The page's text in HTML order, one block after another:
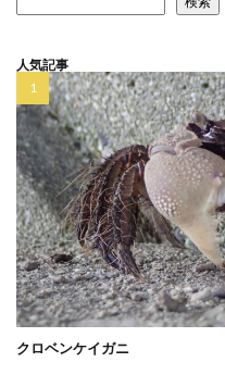
人気記事
クロベンケイガニ